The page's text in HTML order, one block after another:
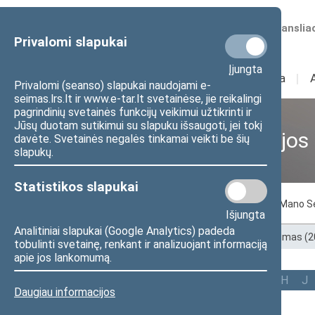
Privalomi slapukai
Įjungta
Privalomi (seanso) slapukai naudojami e-
seimas.lrs.lt ir www.e-tar.lt svetainėse, jie reikalingi
pagrindinių svetainės funkcijų veikimui užtikrinti ir
Jūsų duotam sutikimui su slapuku išsaugoti, jei tokį
davėte. Svetainės negalės tinkamai veikti be šių
slapukų.
Statistikos slapukai
Išjungta
Analitiniai slapukai (Google Analytics) padeda
tobulinti svetainę, renkant ir analizuojant informaciją
apie jos lankomumą.
Daugiau informacijos
Numatomos
Sudėtis Veikla I
Ankstesnės kadencijos
Pagal apygardas Mano
Pradžia>Ankstesnės kadencijos XIII Seimas
H J